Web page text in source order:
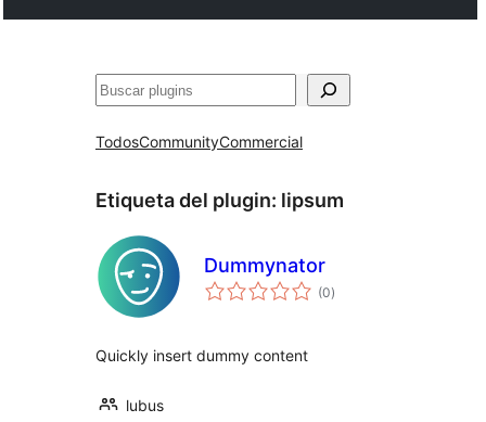
Buscar
TodosCommunityCommercial
Etiqueta del plugin: lipsum
Dummynator
(0valoraciones
en
)
Quickly insert dummy content
lubus